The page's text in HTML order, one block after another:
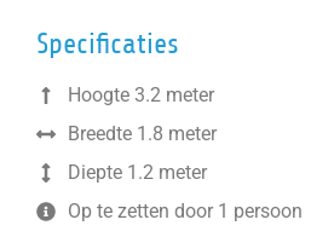
Specificaties
Hoogte 3.2 meter
Breedte 1.8 meter
Diepte 1.2 meter
Op te zetten door 1 persoon